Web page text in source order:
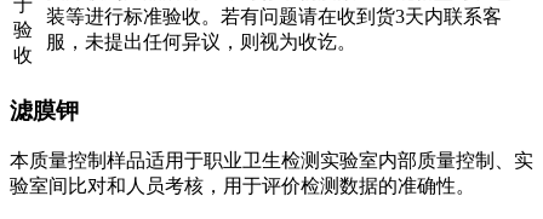
于
验
收
装等进行标准验收。若有问题请在收到货3天内联系客
服，未提出任何异议，则视为收讫。
滤膜钾
本质量控制样品适用于职业卫生检测实验室内部质量控制、实
验室间比对和人员考核，用于评价检测数据的准确性。